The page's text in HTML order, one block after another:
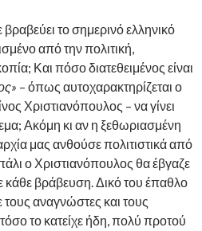
βραβεύει το σημερινό ελληνικό
από την πολιτική,
Και πόσο διατεθειμένος είναι
– όπως αυτοχαρακτηρίζεται ο
Χριστιανόπουλος – να γίνει
Ακόμη κι αν η ξεθωριασμένη
μας ανθούσε πολιτιστικά από
ο Χριστιανόπουλος θα έβγαζε
κάθε βράβευση. Δικό του έπαθλο
τους αναγνώστες και τους
το κατείχε ήδη, πολύ προτού